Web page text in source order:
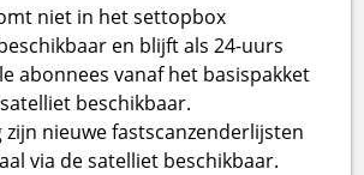
niet in het settopbox
en blijft als 24-uurs
abonnees vanaf het basispakket
beschikbaar.
zijn nieuwe fastscanzenderlijsten
via de satelliet beschikbaar.